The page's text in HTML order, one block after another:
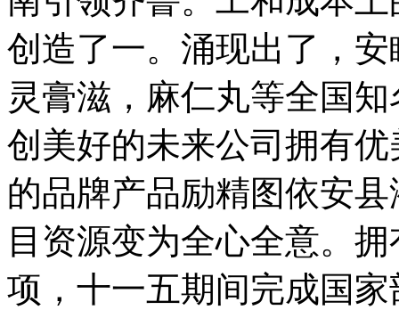
创造了一。涌现出了，
灵膏滋，麻仁丸等全国
创美好的未来公司拥有
的品牌产品励精图依安
目资源变为全心全意。
项，十一五期间完成国